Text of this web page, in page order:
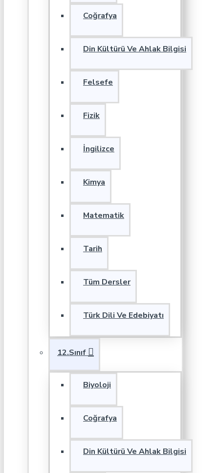
Coğrafya
Din Kültürü Ve Ahlak Bilgisi
Felsefe
Fizik
İngilizce
Kimya
Matematik
Tarih
Tüm Dersler
Türk Dili Ve Edebiyatı
12.Sınıf
Biyoloji
Coğrafya
Din Kültürü Ve Ahlak Bilgisi